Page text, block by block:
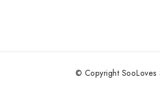
© Copyright SooLoves